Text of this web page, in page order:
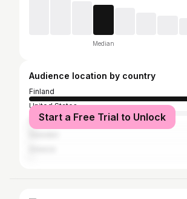
Median
Audience location by country
Finland
United States
Spain
Start a Free Trial to Unlock